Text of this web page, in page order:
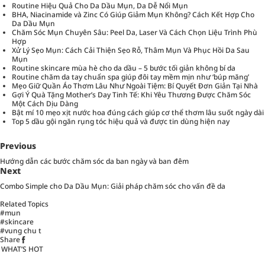
Routine Hiệu Quả Cho Da Dầu Mụn, Da Dễ Nổi Mụn
BHA, Niacinamide và Zinc Có Giúp Giảm Mụn Không? Cách Kết Hợp Cho
Da Dầu Mụn
Chăm Sóc Mụn Chuyên Sâu: Peel Da, Laser Và Cách Chọn Liệu Trình Phù
Hợp
Xử Lý Sẹo Mụn: Cách Cải Thiện Sẹo Rỗ, Thâm Mụn Và Phục Hồi Da Sau
Mụn
Routine skincare mùa hè cho da dầu – 5 bước tối giản không bí da
Routine chăm da tay chuẩn spa giúp đôi tay mềm mịn như ‘búp măng’
Mẹo Giữ Quần Áo Thơm Lâu Như Ngoài Tiệm: Bí Quyết Đơn Giản Tại Nhà
Gợi Ý Quà Tặng Mother’s Day Tinh Tế: Khi Yêu Thương Được Chăm Sóc
Một Cách Dịu Dàng
Bật mí 10 mẹo xịt nước hoa đúng cách giúp cơ thể thơm lâu suốt ngày dài
Top 5 dầu gội ngăn rụng tóc hiệu quả và được tin dùng hiện nay
Previous
Hướng dẫn các bước chăm sóc da ban ngày và ban đêm
Next
Combo Simple cho Da Dầu Mụn: Giải pháp chăm sóc cho vấn đề da
Related Topics
#mun
#skincare
#vung chu t
Share
WHAT’S HOT